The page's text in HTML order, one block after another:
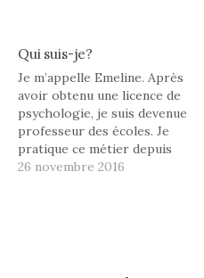
Qui suis-je?
Je m’appelle Emeline. Après
avoir obtenu une licence de
psychologie, je suis devenue
professeur des écoles. Je
pratique ce métier depuis
2003, métier que j’ai choisi
l’enseignement et me
26 novembre 2016